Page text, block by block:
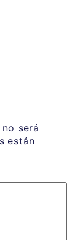
será
están